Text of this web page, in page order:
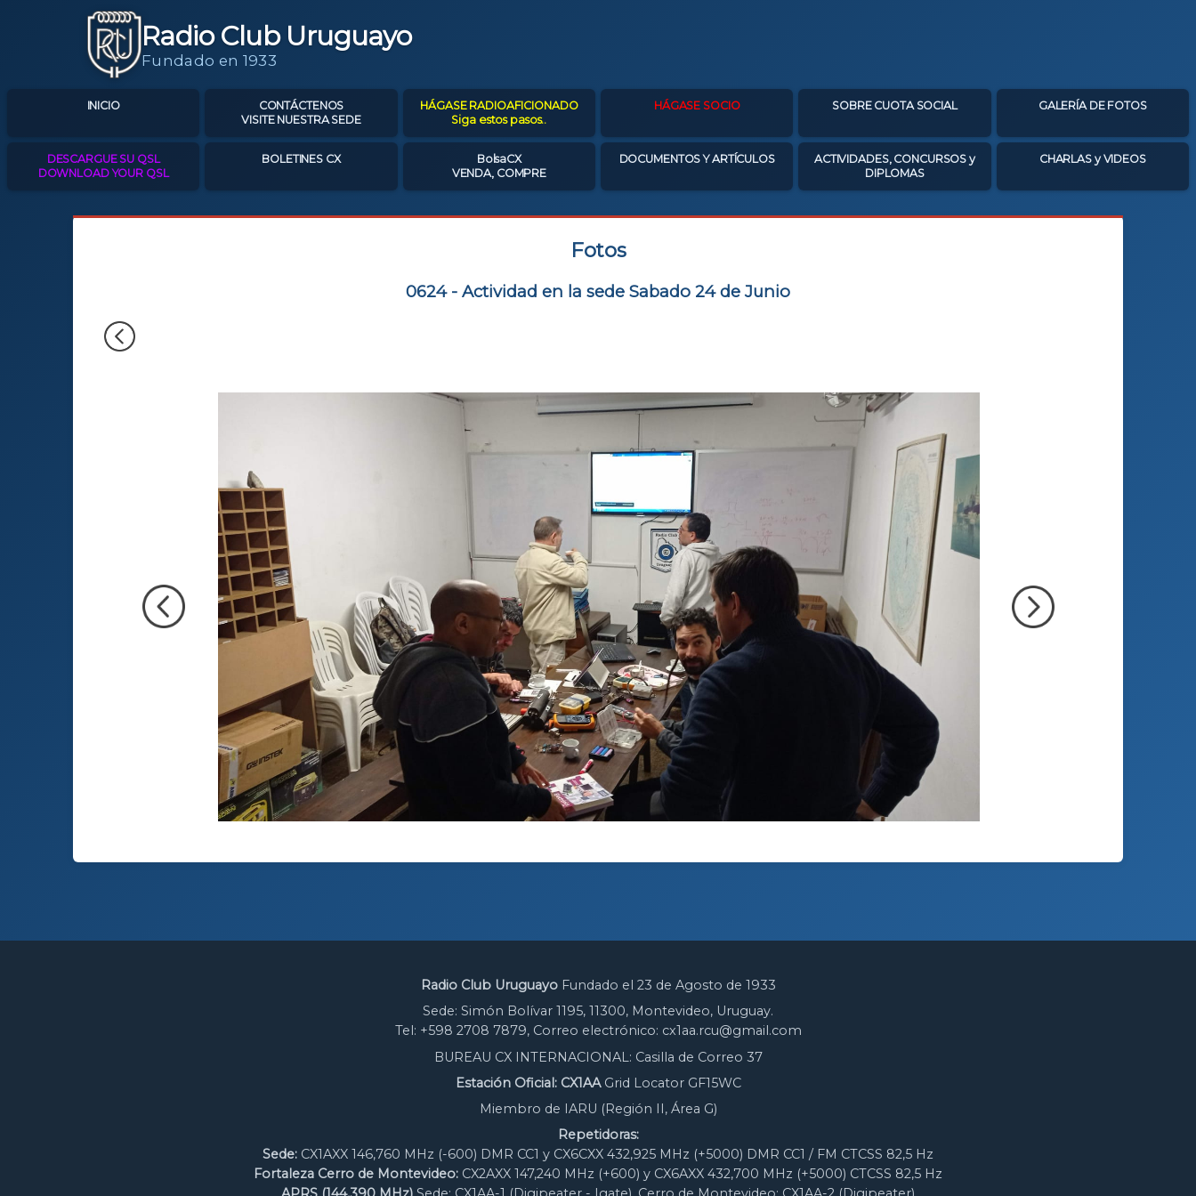
Radio Club Uruguayo
Fundado en 1933
INICIO
CONTÁCTENOS
VISITE NUESTRA SEDE
HÁGASE RADIOAFICIONADO
Siga estos pasos..
HÁGASE SOCIO SOBRE CUOTA SOCIAL GALERÍA DE FOTOS
DESCARGUE SU QSL
DOWNLOAD YOUR QSL
BOLETINES CX
BolsaCX
VENDA, COMPRE
DOCUMENTOS Y ARTÍCULOS
ACTIVIDADES, CONCURSOS y
DIPLOMAS
CHARLAS y VIDEOS
Fotos
0624 - Actividad en la sede Sabado 24 de Junio
Radio Club UruguayoFundado el 23 de Agosto de 1933
Sede: Simón Bolívar 1195, 11300, Montevideo, Uruguay.
Tel: +598 2708 7879, Correo electrónico: cx1aa.rcu@gmail.com
BUREAU CX INTERNACIONAL: Casilla de Correo 37
Estación Oficial: CX1AAGrid Locator GF15WC
Miembro de IARU (Región II, Área G)
Repetidoras:
Sede: CX1AXX 146,760 MHz (-600) DMR CC1 y CX6CXX 432,925 MHz (+5000) DMR CC1 / FM CTCSS 82,5 Hz
Fortaleza Cerro de Montevideo: CX2AXX 147,240 MHz (+600) y CX6AXX 432,700 MHz (+5000) CTCSS 82,5 Hz